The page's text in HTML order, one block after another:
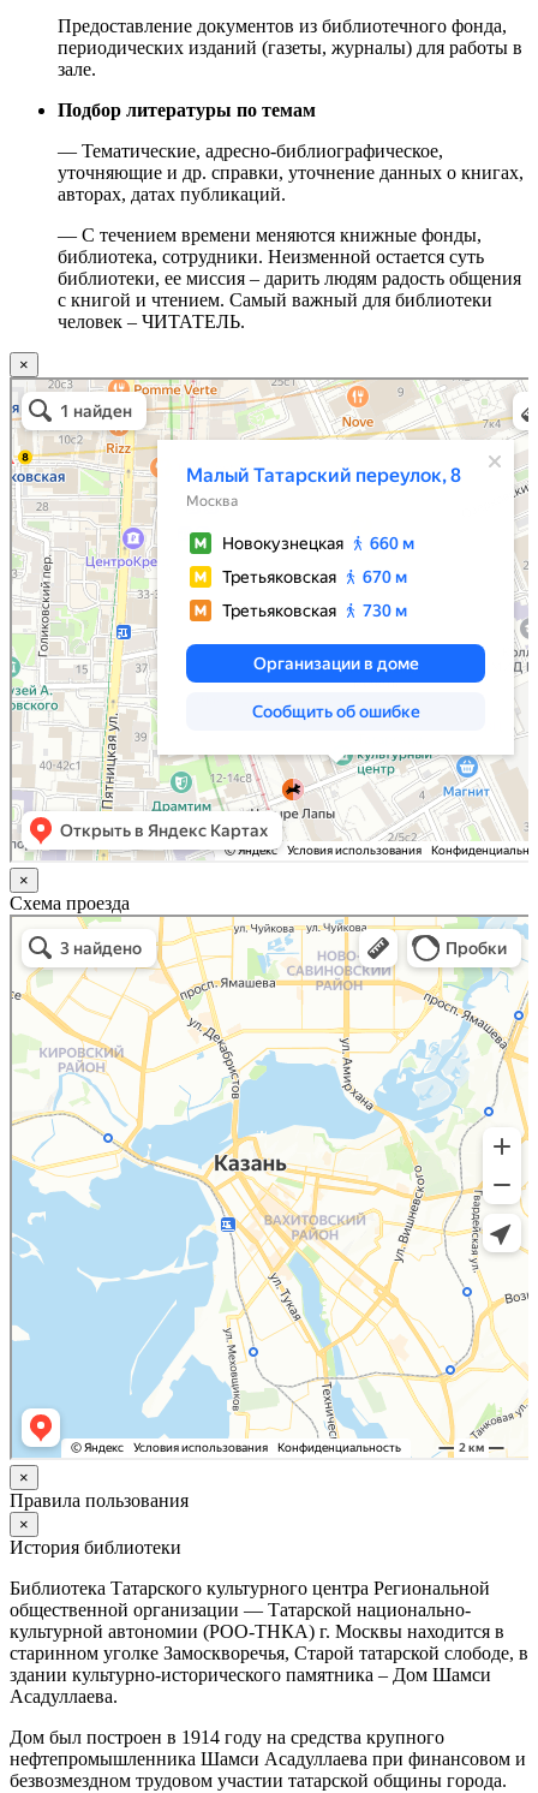
Предоставление документов из библиотечного фонда,
периодических изданий (газеты, журналы) для работы в
зале.
Подбор литературы по темам
— Тематические, адресно-библиографическое,
уточняющие и др. справки, уточнение данных о книгах,
авторах, датах публикаций.
— С течением времени меняются книжные фонды,
библиотека, сотрудники. Неизменной остается суть
библиотеки, ее миссия – дарить людям радость общения
с книгой и чтением. Самый важный для библиотеки
человек – ЧИТАТЕЛЬ.
×
Москва
Малый Татарский переулок, 8 на карте Москвы, ближайшее метро Новокузнецкая —
Яндекс.Карты
×
Схема проезда
Казань
Малый Татарский переулок, 8 на карте Москвы, ближайшее метро Новокузнецкая —
Яндекс.Карты
×
Правила пользования
×
История библиотеки
Библиотека Татарского культурного центра Региональной
общественной организации — Татарской национально-
культурной автономии (РОО-ТНКА) г. Москвы находится в
старинном уголке Замоскворечья, Старой татарской слободе, в
здании культурно-исторического памятника – Дом Шамси
Асадуллаева.
Дом был построен в 1914 году на средства крупного
нефтепромышленника Шамси Асадуллаева при финансовом и
безвозмездном трудовом участии татарской общины города.